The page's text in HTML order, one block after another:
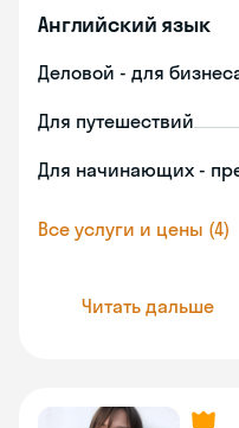
Английский язык
Деловой - для
Для путешествий
Для начинающих -
Все услуги и цены (4)
Читать дальше